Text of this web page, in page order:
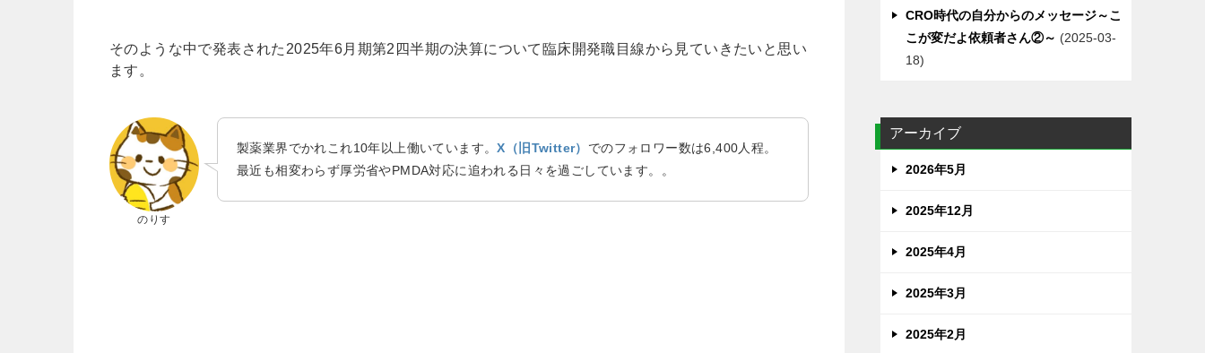
そのような中で発表された2025年6月期第2四半期の決算について臨床開発職目線から見ていきたいと思い
ます。
のりす
製薬業界でかれこれ10年以上働いています。X（旧Twitter） でのフォロワー数は6,400人程。
最近も相変わらず厚労省やPMDA対応に追われる日々を過ごしています。。
CRO時代の自分からのメッセージ～こ
こが変だよ依頼者さん②～
2025-03-
18
アーカイブ
2026年5月
2025年12月
2025年4月
2025年3月
2025年2月